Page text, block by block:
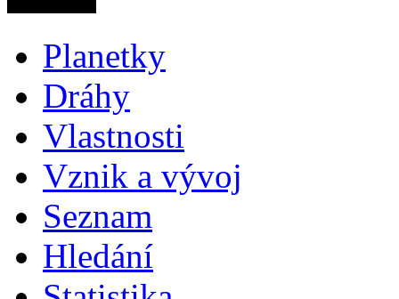
Planetky
Dráhy
Vlastnosti
Vznik a vývoj
Seznam
Hledání